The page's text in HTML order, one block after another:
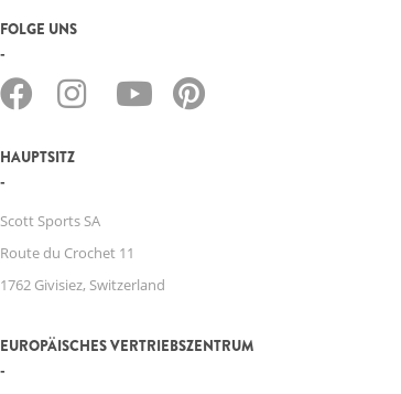
FOLGE UNS
HAUPTSITZ
Scott Sports SA
Route du Crochet 11
1762 Givisiez, Switzerland
EUROPÄISCHES VERTRIEBSZENTRUM